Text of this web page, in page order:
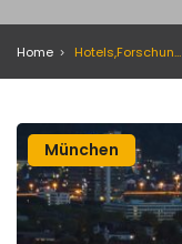
Home Hotels,Forschung und Prüfung
München